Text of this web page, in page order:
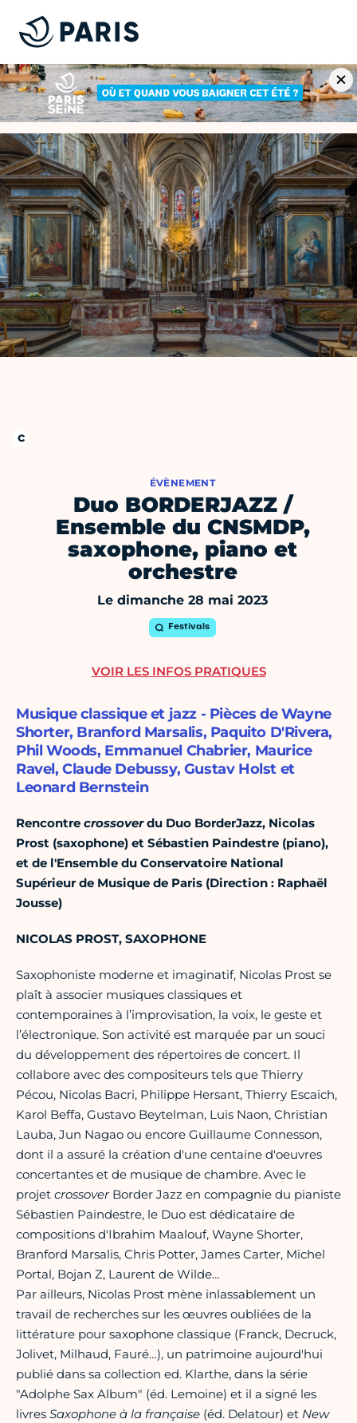
ÉVÈNEMENT
Duo BORDERJAZZ /
Ensemble du CNSMDP,
saxophone, piano et
orchestre
Le dimanche 28 mai 2023
Festivals
Musique classique et jazz - Pièces de Wayne
Shorter, Branford Marsalis, Paquito D'Rivera,
Phil Woods, Emmanuel Chabrier, Maurice
Ravel, Claude Debussy, Gustav Holst et
Leonard Bernstein
Rencontre crossoverdu Duo BorderJazz, Nicolas
Prost (saxophone) et Sébastien Paindestre (piano),
et de l'Ensemble du Conservatoire National
Supérieur de Musique de Paris (Direction : Raphaël
Jousse)
NICOLAS PROST, SAXOPHONE
Saxophoniste moderne et imaginatif, Nicolas Prost se
plaît à associer musiques classiques et
contemporaines à l’improvisation, la voix, le geste et
l’électronique. Son activité est marquée par un souci
du développement des répertoires de concert. Il
collabore avec des compositeurs tels que Thierry
Pécou, Nicolas Bacri, Philippe Hersant, Thierry Escaich,
Karol Beffa, Gustavo Beytelman, Luis Naon, Christian
Lauba, Jun Nagao ou encore Guillaume Connesson,
dont il a assuré la création d'une centaine d'oeuvres
concertantes et de musique de chambre. Avec le
projet crossoverBorder Jazz en compagnie du pianiste
Sébastien Paindestre, le Duo est dédicataire de
compositions d'Ibrahim Maalouf, Wayne Shorter,
Branford Marsalis, Chris Potter, James Carter, Michel
Portal, Bojan Z, Laurent de Wilde…
Par ailleurs, Nicolas Prost mène inlassablement un
travail de recherches sur les œuvres oubliées de la
littérature pour saxophone classique (Franck, Decruck,
Jolivet, Milhaud, Fauré…), un patrimoine aujourd'hui
publié dans sa collection ed. Klarthe, dans la série
"Adolphe Sax Album" (éd. Lemoine) et il a signé les
livres Saxophone à la française (éd. Delatour) et New
VOIR LES INFOS PRATIQUES